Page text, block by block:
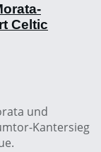
Celtic
und
Kantersieg